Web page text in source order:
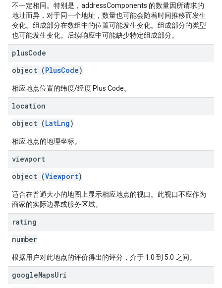
不一定相同。特别是，addressComponents 的数量因所请求的
地址而异，对于同一个地址，数量也可能会随着时间推移而发生
变化。组成部分在数组中的位置可能发生变化。组成部分的类型
也可能发生变化。后续响应中可能缺少特定组成部分。
plusCode
object (PlusCode)
相应地点位置的纬度/经度 Plus Code。
location
object (LatLng)
相应地点的地理坐标。
viewport
object (Viewport)
适合在普通大小的地图上显示相应地点的视口。此视口不应作为
商家的实际边界或服务区域。
rating
number
根据用户对此地点的评价得出的评分，介于 1.0 到 5.0 之间。
googleMapsUri